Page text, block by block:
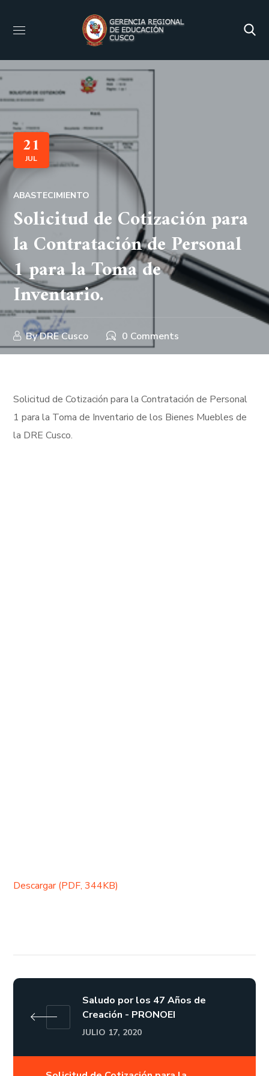
21
JUL
ABASTECIMIENTO
Solicitud de Cotización para
la Contratación de Personal
1 para la Toma de
Inventario.
ByDRE Cusco 0 Comments
Solicitud de Cotización para la Contratación de Personal
1 para la Toma de Inventario de los Bienes Muebles de
la DRE Cusco.
Descargar (PDF, 344KB)
Saludo por los 47 Años de
Creación - PRONOEI
JULIO 17, 2020